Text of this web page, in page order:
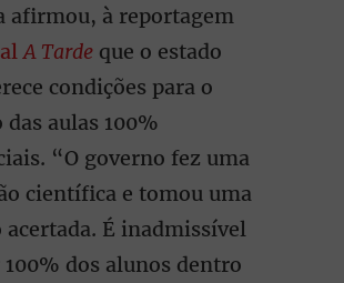
afirmou, à reportagem
A Tarde que o estado
condições para o
aulas 100%
“O governo fez uma
científica e tomou uma
acertada. É inadmissível
100% dos alunos dentro